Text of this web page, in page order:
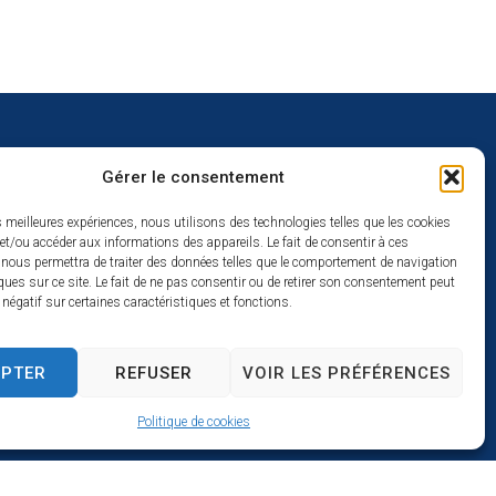
Gérer le consentement
meilleures expériences, nous utilisons des technologies telles que les cookies
ou accéder aux informations des appareils. Le fait de consentir à ces
permettra de traiter des données telles que le comportement de navigation
sur ce site. Le fait de ne pas consentir ou de retirer son consentement peut
négatif sur certaines caractéristiques et fonctions.
REFUSER VOIR LES PRÉFÉRENCES
Politique de cookies
:
17h